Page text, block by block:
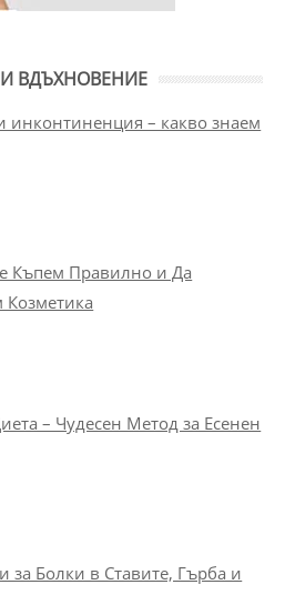
ВДЪХНОВЕНИЕ
инконтиненция – какво знаем
Къпем Правилно и Да
Козметика
– Чудесен Метод за Есенен
за Болки в Ставите, Гърба и